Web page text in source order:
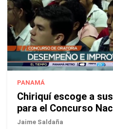
PANAMÁ
Chiriquí escoge a
para el Concurso
Jaime Saldaña